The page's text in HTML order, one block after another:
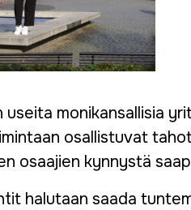
useita monikansallisia
osallistuvat
osaajien kynnystä
halutaan saada